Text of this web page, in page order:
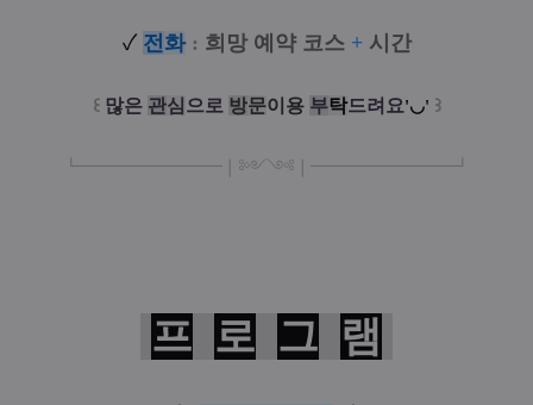
✓ 전화 : 희망 예약 코스 + 시간
꒰ 많은 관심 으로 방문이 용 부탁드려요'◡' ꒱
┗━━━━━━━━ ❘༻༺❘ ━━━━━━━━┛
프 로 그 램